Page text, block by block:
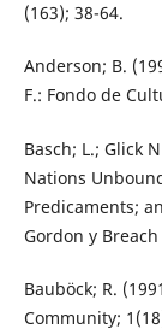
(163); 38-64.
Anderson; B.
F.: Fondo de
Basch; L.; Glick
Nations
Predicaments;
Gordon y
Bauböck; R.
Community;